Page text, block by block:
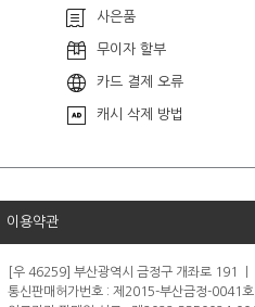
사은품
무이자 할부
카드 결제 오류
캐시 삭제 방법
이용약관
[우 46259] 부산광역시 금정구 개좌로 191
통신판매허가번호 : 제2015-부산금정-0041호